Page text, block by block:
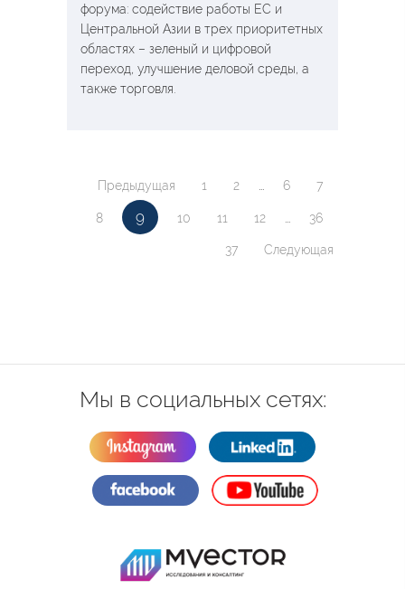
форума: содействие работы ЕС и
Центральной Азии в трех приоритетных
областях – зеленый и цифровой
переход, улучшение деловой среды, а
также торговля.
Предыдущая 1 2 6 7
8 9 10 11 12 36
37 Следующая
Мы в социальных сетях: